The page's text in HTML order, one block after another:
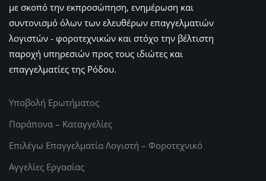
με σκοπό την εκπροσώπηση, ενημέρωση και
συντονισμό όλων των ελευθέρων επαγγελματιών
λογιστών - φοροτεχνικών και στόχο την βέλτιστη
παροχή υπηρεσιών προς τους ιδιώτες και
επαγγελματίες της Ρόδου.
Υποβολή Ερωτήματος
Παράπονα – Καταγγελίες
Επιλέγω Επαγγελματία Λογιστή – Φοροτεχνικό
Αγγελίες Εργασίας